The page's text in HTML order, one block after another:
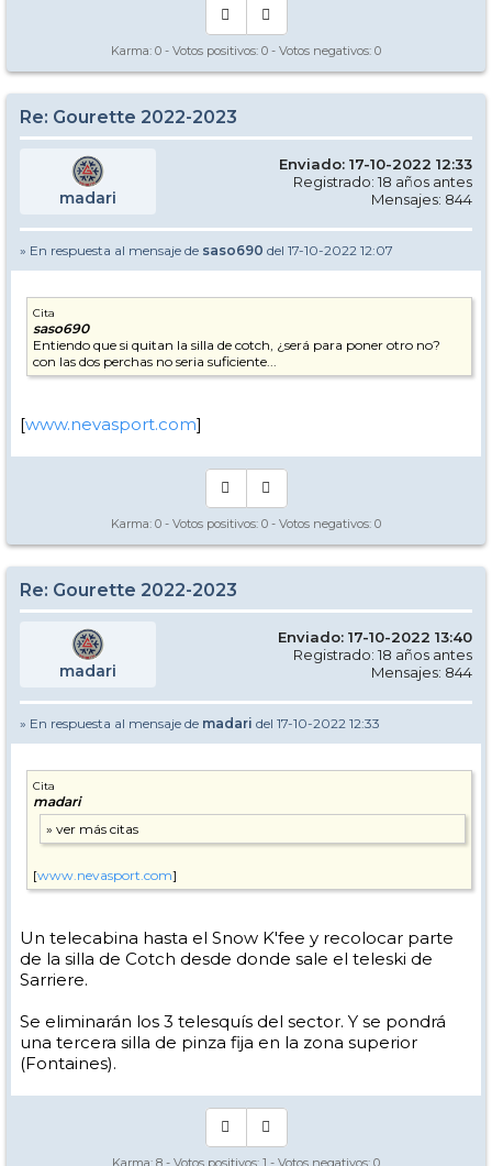
Karma: 0 - Votos positivos: 0 - Votos negativos: 0
Re: Gourette 2022-2023
madari
Enviado: 17-10-2022 12:33
Registrado: 18 años antes
Mensajes: 844
» En respuesta al mensaje de saso690 del 17-10-2022 12:07
Cita
saso690
Entiendo que si quitan la silla de cotch, ¿será para poner otro no?
con las dos perchas no seria suficiente...
[www.nevasport.com]
Karma: 0 - Votos positivos: 0 - Votos negativos: 0
Re: Gourette 2022-2023
madari
Enviado: 17-10-2022 13:40
Registrado: 18 años antes
Mensajes: 844
» En respuesta al mensaje de madari del 17-10-2022 12:33
Cita
madari
[www.nevasport.com]
Un telecabina hasta el Snow K'fee y recolocar parte
de la silla de Cotch desde donde sale el teleski de
Sarriere.
Se eliminarán los 3 telesquís del sector. Y se pondrá
una tercera silla de pinza fija en la zona superior
(Fontaines).
Karma: 8 - Votos positivos: 1 - Votos negativos: 0